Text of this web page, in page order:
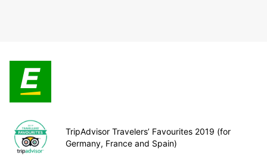
TripAdvisor Travelers’ Favourites 2019 (for
Germany, France and Spain)